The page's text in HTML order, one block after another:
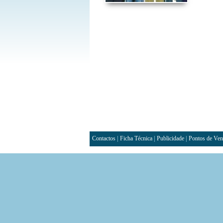
Contactos| Ficha Técnica| Publicidade| Pontos de